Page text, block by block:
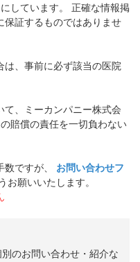
しています。 正確な情報掲
保証するものではありませ
は、事前に必ず該当の医院
て、ミーカンパニー株式会
賠償の責任を一切負わない
ですが、
お問い合わせフ
お願いいたします。
のお問い合わせ・紹介な